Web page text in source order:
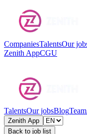
CompaniesTalentsOur
Zenith AppCGU
TalentsOur jobsBlogTeam
Zenith App
Back to job list